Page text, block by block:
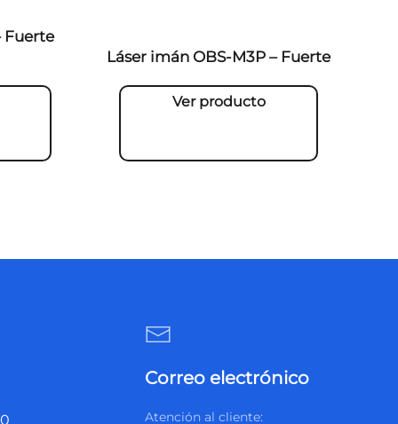
Fuerte
Láser imán OBS-M3P – Fuerte
Ver producto
Correo electrónico
Atención al cliente: